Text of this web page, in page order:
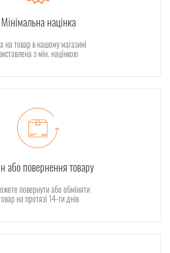
Мінімальна націнка
на товар в нашому магазині
з мін. націнкою
або повернення товару
повернути або обміняти
на протязі 14-ти днів